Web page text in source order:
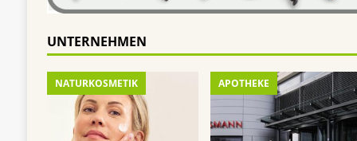
UNTERNEHMEN
NATURKOSMETIK APOTHEKE